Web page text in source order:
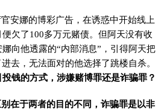
安娜的博彩广告，在诱惑中开始线上
欠了100多万元赌债。但阿天没有收
向他透露的“内部消息”，引得阿天把
去，无法面对的他选择了跳楼自杀。
钱的方式，涉嫌赌博罪还是诈骗罪？
在于两者的目的不同，诈骗罪是以非